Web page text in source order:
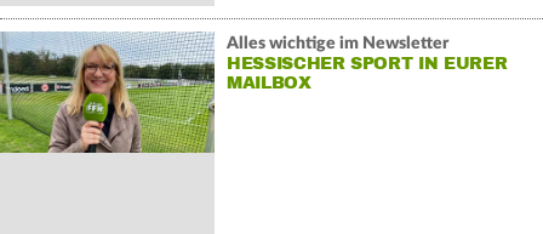
Alles wichtige im Newsletter
HESSISCHER SPORT IN EURER
MAILBOX